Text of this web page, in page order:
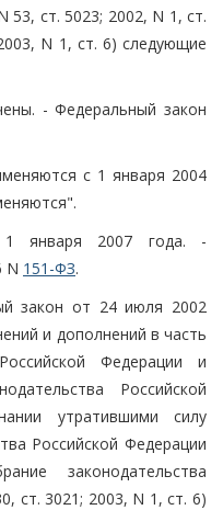
53, ст. 5023; 2002, N 1, ст.
N 1, ст. 6) следующие
- Федеральный закон
с 1 января 2004
января 2007 года. -
N 151-ФЗ.
закон от 24 июля 2002
и дополнений в часть
Федерации и
Российской
утратившими силу
Российской Федерации
законодательства
ст. 3021; 2003, N 1, ст. 6)